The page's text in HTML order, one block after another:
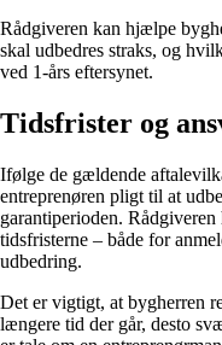
Rådgiveren kan hjælpe
skal udbedres straks, og
ved 1-års eftersynet.
Tidsfrister og
Ifølge de gældende
entreprenøren pligt til at
garantiperioden.
tidsfristerne – både for
udbedring.
Det er vigtigt, at bygherren
længere tid der går, desto